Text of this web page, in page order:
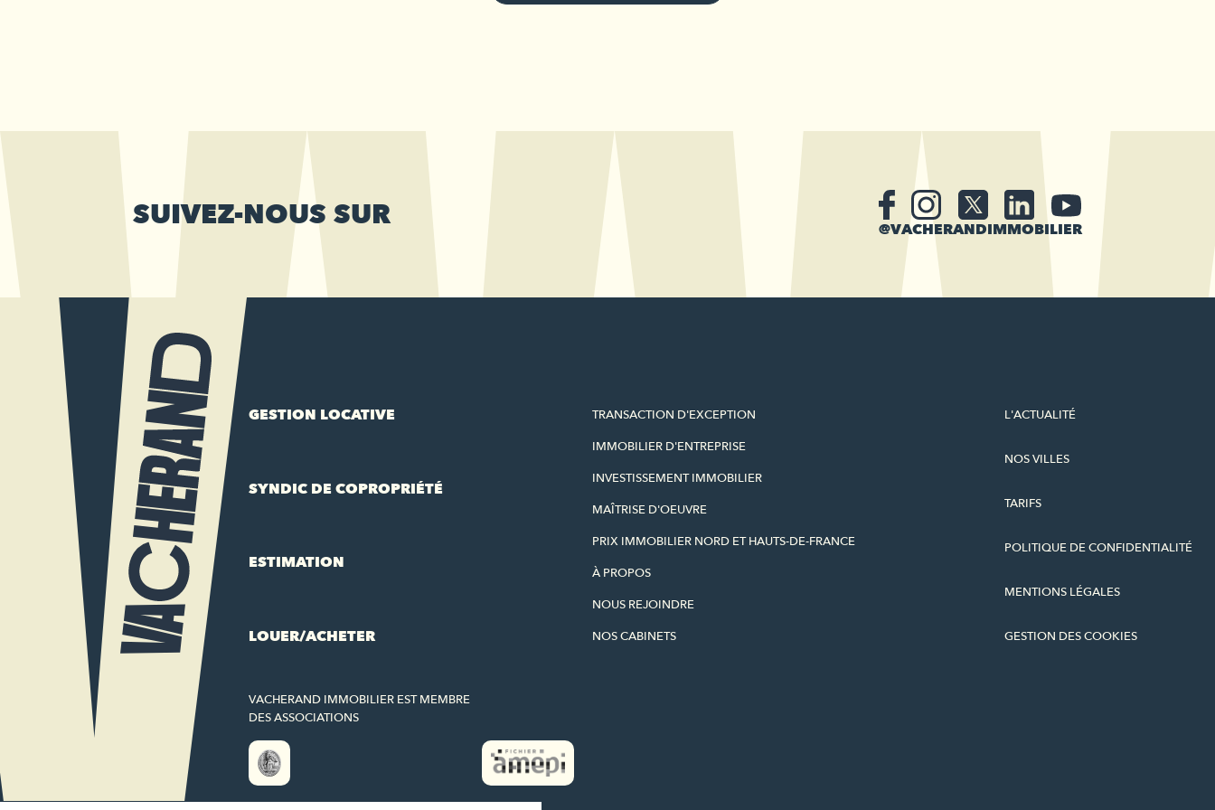
SUIVEZ-NOUS SUR @VACHERANDIMMOBILIER
GESTION LOCATIVE
SYNDIC DE COPROPRIÉTÉ
ESTIMATION
LOUER/ACHETER
TRANSACTION D'EXCEPTION
IMMOBILIER D'ENTREPRISE
INVESTISSEMENT IMMOBILIER
MAÎTRISE D'OEUVRE
PRIX IMMOBILIER NORD ET HAUTS-DE-FRANCE
À PROPOS
NOUS REJOINDRE
NOS CABINETS
L'ACTUALITÉ
NOS VILLES
TARIFS
POLITIQUE DE CONFIDENTIALITÉ
MENTIONS LÉGALES
GESTION DES COOKIES
VACHERAND IMMOBILIER EST MEMBRE
DES ASSOCIATIONS